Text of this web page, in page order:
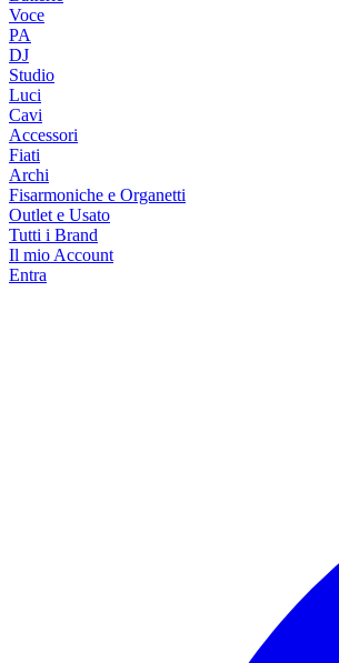
Voce
PA
DJ
Studio
Luci
Cavi
Accessori
Fiati
Archi
Fisarmoniche e Organetti
Outlet e Usato
Tutti i Brand
Il mio Account
Entra